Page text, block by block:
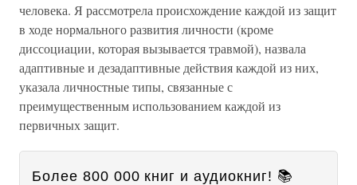
человека. Я рассмотрела происхождение каждой из защит
в ходе нормального развития личности (кроме
диссоциации, которая вызывается травмой), назвала
адаптивные и дезадаптивные действия каждой из них,
указала личностные типы, связанные с
преимущественным использованием каждой из
первичных защит.
Более 800 000 книг и аудиокниг! 📚